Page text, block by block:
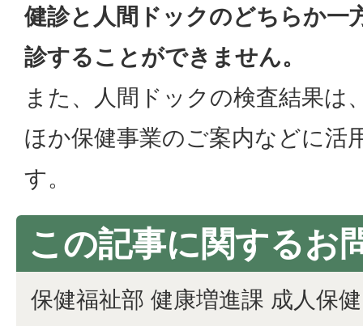
健診と人間ドックのどちらか一
診することができません。
また、人間ドックの検査結果は
ほか保健事業のご案内などに活
す。
この記事に関するお
保健福祉部 健康増進課 成人保